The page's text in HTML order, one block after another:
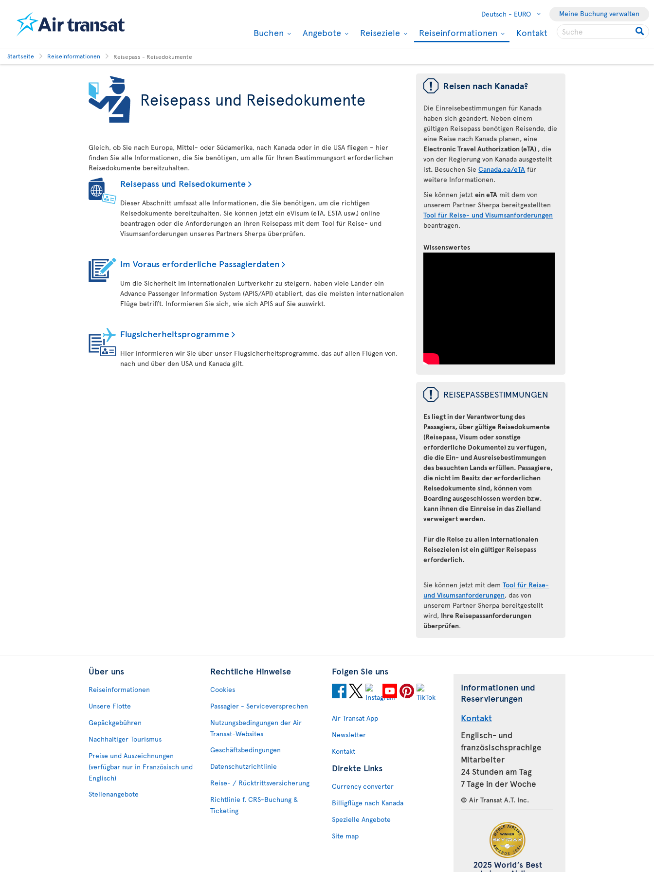
Deutsch - EURO Meine Buchung verwalten
Buchen Angebote Reiseziele Reiseinformationen Kontakt
Startseite Reiseinformationen Reisepass - Reisedokumente
Reisepass und Reisedokumente
Gleich, ob Sie nach Europa, Mittel- oder Südamerika, nach Kanada oder in die USA fliegen – hier
finden Sie alle Informationen, die Sie benötigen, um alle für Ihren Bestimmungsort erforderlichen
Reisedokumente bereitzuhalten.
Reisepass und Reisedokumente
Dieser Abschnitt umfasst alle Informationen, die Sie benötigen, um die richtigen
Reisedokumente bereitzuhalten. Sie können jetzt ein eVisum (eTA, ESTA usw.) online
beantragen oder die Anforderungen an Ihren Reisepass mit dem Tool für Reise- und
Visumsanforderungen unseres Partners Sherpa überprüfen.
Im Voraus erforderliche Passagierdaten
Um die Sicherheit im internationalen Luftverkehr zu steigern, haben viele Länder ein
Advance Passenger Information System (APIS/API) etabliert, das die meisten internationalen
Flüge betrifft. Informieren Sie sich, wie sich APIS auf Sie auswirkt.
Flugsicherheitsprogramme
Hier informieren wir Sie über unser Flugsicherheitsprogramme, das auf allen Flügen von,
nach und über den USA und Kanada gilt.
ü Reisen nach Kanada?
Die Einreisebestimmungen für Kanada
haben sich geändert. Neben einem
gültigen Reisepass benötigen Reisende, die
eine Reise nach Kanada planen, eine
Electronic Travel Authorization (eTA) , die
von der Regierung von Kanada ausgestellt
ist. Besuchen SieCanada.ca/eTA für
weitere Informationen.
Sie können jetztein eTA mit dem von
unserem Partner Sherpa bereitgestellten
Tool für Reise- und Visumsanforderungen
beantragen.
Wissenswertes
ü REISEPASSBESTIMMUNGEN
Es liegt in der Verantwortung des
Passagiers, über gültige Reisedokumente
(Reisepass, Visum oder sonstige
erforderliche Dokumente) zu verfügen,
die die Ein- und Ausreisebestimmungen
des besuchten Lands erfüllen. Passagiere,
die nicht im Besitz der erforderlichen
Reisedokumente sind, können vom
Boarding ausgeschlossen werden bzw.
kann ihnen die Einreise in das Zielland
verweigert werden.
Für die Reise zu allen internationalen
Reisezielen ist ein gültiger Reisepass
erforderlich.
Sie können jetzt mit demTool für Reise-
und Visumsanforderungen, das von
unserem Partner Sherpa bereitgestellt
wird, Ihre Reisepassanforderungen
überprüfen.
Über uns
Reiseinformationen
Unsere Flotte
Gepäckgebühren
Nachhaltiger Tourismus
Preise und Auszeichnungen
(verfügbar nur in Französisch und
Englisch)
Stellenangebote
Rechtliche Hinweise
Cookies
Passagier - Serviceversprechen
Nutzungsbedingungen der Air
Transat-Websites
Geschäftsbedingungen
Datenschutzrichtlinie
Reise- / Rücktrittsversicherung
Richtlinie f. CRS-Buchung &
Ticketing
Folgen Sie uns
Air Transat App
Newsletter
Kontakt
Direkte Links
Currency converter
Billigflüge nach Kanada
Spezielle Angebote
Site map
Informationen und
Reservierungen
Kontakt
Englisch- und
französischsprachige
Mitarbeiter
24 Stunden am Tag
7 Tage in der Woche
© Air Transat A.T. Inc.